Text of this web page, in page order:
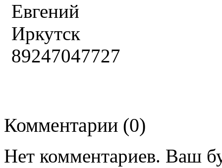
Евгений
Иркутск
89247047727
Комментарии (0)
Нет комментариев. Ваш